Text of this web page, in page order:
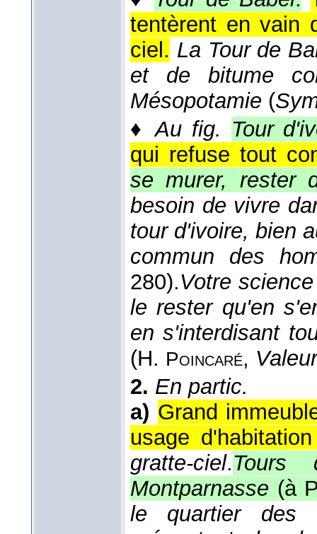
tentèrent en vain
ciel. La Tour de
et de bitume
Mésopotamie (
♦Au fig. Tour
qui refuse tout
se murer, rester
besoin de vivre
tour d'ivoire, bien
commun des
280).Votre
le rester qu'en
en s'interdisant
(H. Poincaré,
2. En partic.
a) Grand
usage
gratte-ciel.Tours
Montparnasse (à
le quartier des